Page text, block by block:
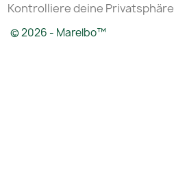
Kontrolliere deine Privatsphäre
© 2026 - Marelbo™